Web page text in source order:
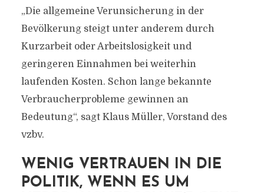
„Die allgemeine Verunsicherung in der
Bevölkerung steigt unter anderem durch
Kurzarbeit oder Arbeitslosigkeit und
geringeren Einnahmen bei weiterhin
laufenden Kosten. Schon lange bekannte
Verbraucherprobleme gewinnen an
Bedeutung“, sagt Klaus Müller, Vorstand des
vzbv.
WENIG VERTRAUEN IN DIE
POLITIK, WENN ES UM